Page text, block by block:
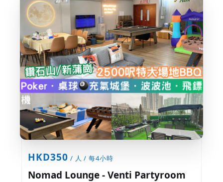
HKD350 / 人 / 每4小時
Nomad Lounge - Venti Partyroom